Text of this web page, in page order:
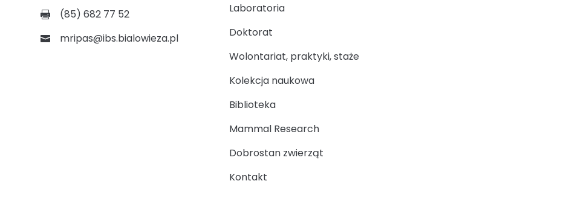
(85) 682 77 52
mripas@ibs.bialowieza.pl
Laboratoria
Doktorat
Wolontariat, praktyki, staże
Kolekcja naukowa
Biblioteka
Mammal Research
Dobrostan zwierząt
Kontakt